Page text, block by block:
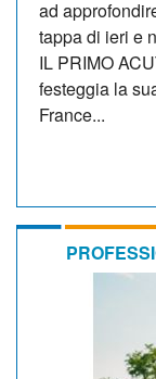
ad
tappa di ieri e
IL PRIMO
festeggia la
France...